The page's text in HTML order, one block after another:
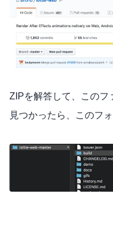
ZIPを解答して、このフ
見つかったら、このフ